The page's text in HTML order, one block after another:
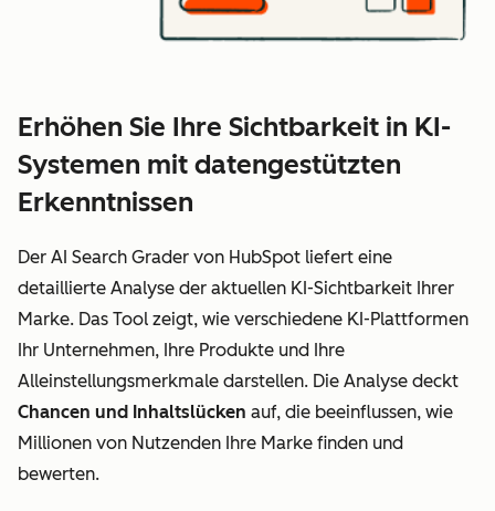
Erhöhen Sie Ihre Sichtbarkeit in KI-
Systemen mit datengestützten
Erkenntnissen
Der AI Search Grader von HubSpot liefert eine
detaillierte Analyse der aktuellen KI-Sichtbarkeit Ihrer
Marke. Das Tool zeigt, wie verschiedene KI-Plattformen
Ihr Unternehmen, Ihre Produkte und Ihre
Alleinstellungsmerkmale darstellen. Die Analyse deckt
Chancen und Inhaltslücken auf, die beeinflussen, wie
Millionen von Nutzenden Ihre Marke finden und
bewerten.